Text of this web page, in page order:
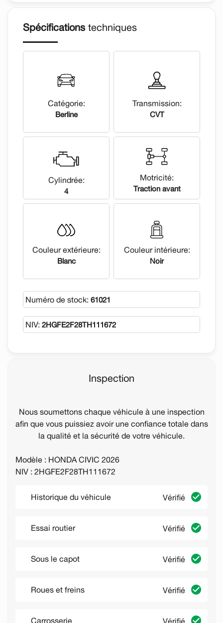
Spécificationstechniques
Catégorie:
Berline
Transmission:
CVT
Cylindrée:
4
Motricité:
Traction avant
Couleur extérieure:
Blanc
Couleur intérieure:
Noir
Numéro de stock: 61021
NIV: 2HGFE2F28TH111672
Inspection
Nous soumettons chaque véhicule à une inspection
afin que vous puissiez avoir une confiance totale dans
la qualité et la sécurité de votre véhicule.
Modèle : HONDA CIVIC 2026
NIV : 2HGFE2F28TH111672
Historique du véhicule Vérifié
Essai routier Vérifié
Sous le capot Vérifié
Roues et freins Vérifié
Carrosserie Vérifié